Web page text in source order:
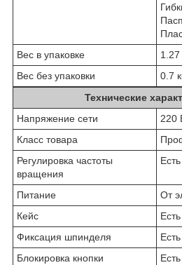
Вес в упаковке
1.27
Вес без упаковки
0.7
Технические
Напряжение сети
220
Класс товара
Регулировка частоты
вращения
Есть
Питание
От
Кейс
Есть
Фиксация шпинделя
Есть
Блокировка кнопки
Есть